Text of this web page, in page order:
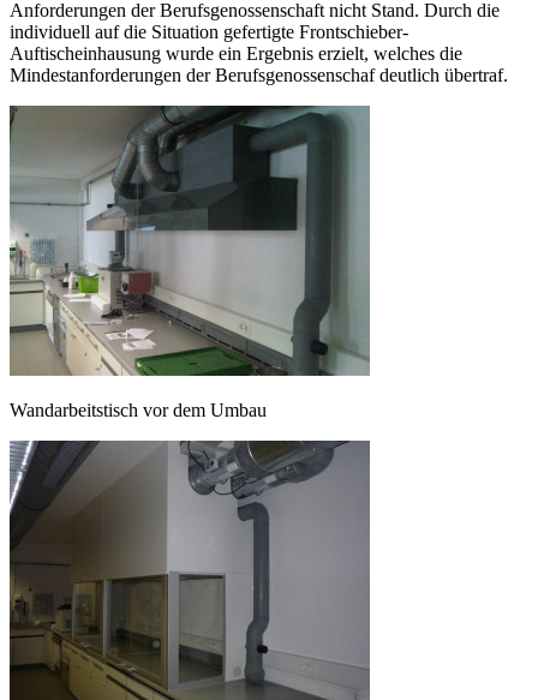
Anforderungen der Berufsgenossenschaft nicht Stand. Durch die
individuell auf die Situation gefertigte Frontschieber-
Auftischeinhausung wurde ein Ergebnis erzielt, welches die
Mindestanforderungen der Berufsgenossenschaf deutlich übertraf.
Wandarbeitstisch vor dem Umbau